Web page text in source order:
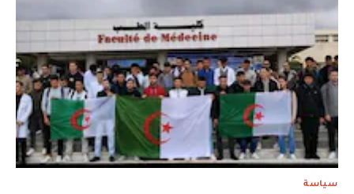
سياسة